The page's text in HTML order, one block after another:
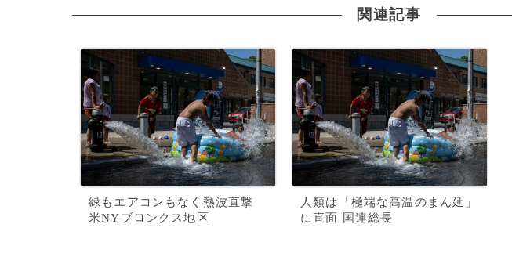
関連記事
緑もエアコンもなく熱波直撃
米NYブロンクス地区
人類は「極端な高温のまん延」
に直面 国連総長